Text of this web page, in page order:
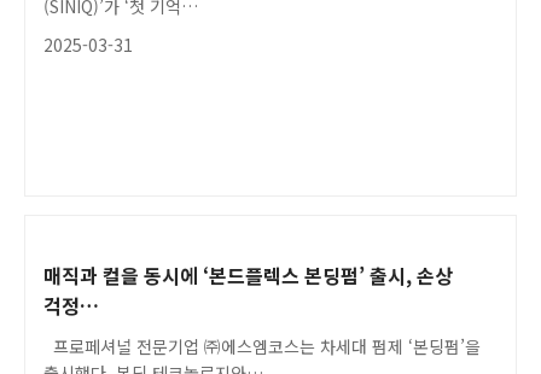
(SINIQ)’가 ‘첫 기억…
2025-03-31
매직과 컬을 동시에 ‘본드플렉스 본딩펌’ 출시, 손상
걱정…
프로페셔널 전문기업 ㈜에스엠코스는 차세대 펌제 ‘본딩펌’을